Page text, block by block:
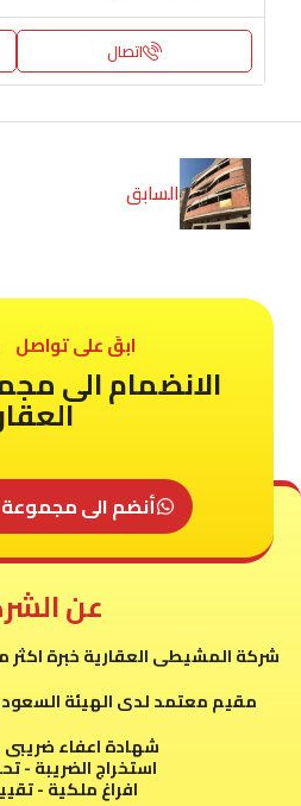
اتصال
السابق
ابقَ على تواصل
الانضمام الى
أنضم الى مجموعة
عن
شركة المشيطى العقارية خبرة اكثر من 15 سنة فى عالم
مقيم معتمد لدى الهيئة
شهادة اعفاء ضريبى
استخراج الضريبة -
افراغ ملكية -